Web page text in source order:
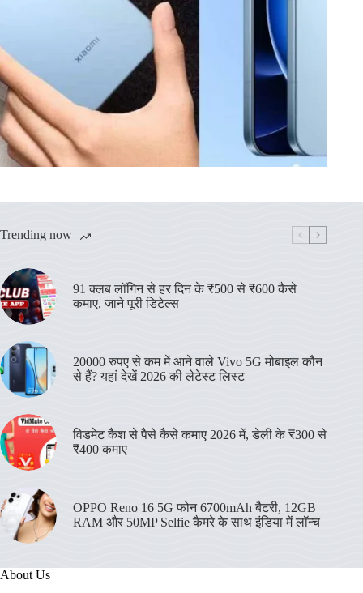
Trending now
91 क्लब लॉगिन से हर दिन के ₹500 से ₹600 कैसे
कमाए, जाने पूरी डिटेल्स
20000 रुपए से कम में आने वाले Vivo 5G मोबाइल कौन
से हैं? यहां देखें 2026 की लेटेस्ट लिस्ट
विडमेट कैश से पैसे कैसे कमाए 2026 में, डेली के ₹300 से
₹400 कमाए
OPPO Reno 16 5G फोन 6700mAh बैटरी, 12GB
RAM और 50MP Selfie कैमरे के साथ इंडिया में लॉन्च
About Us